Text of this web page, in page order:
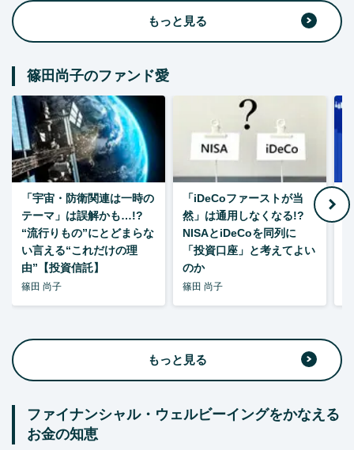
もっと見る
篠田尚子のファンド愛
「宇宙・防衛関連は一時の
テーマ」は誤解かも…!?
“流行りもの”にとどまらな
い言える“これだけの理
由”【投資信託】
篠田 尚子
「iDeCoファーストが当
然」は通用しなくなる!?
NISAとiDeCoを同列に
「投資口座」と考えてよい
のか
篠田 尚子
もっと見る
ファイナンシャル・ウェルビーイングをかなえる
お金の知恵